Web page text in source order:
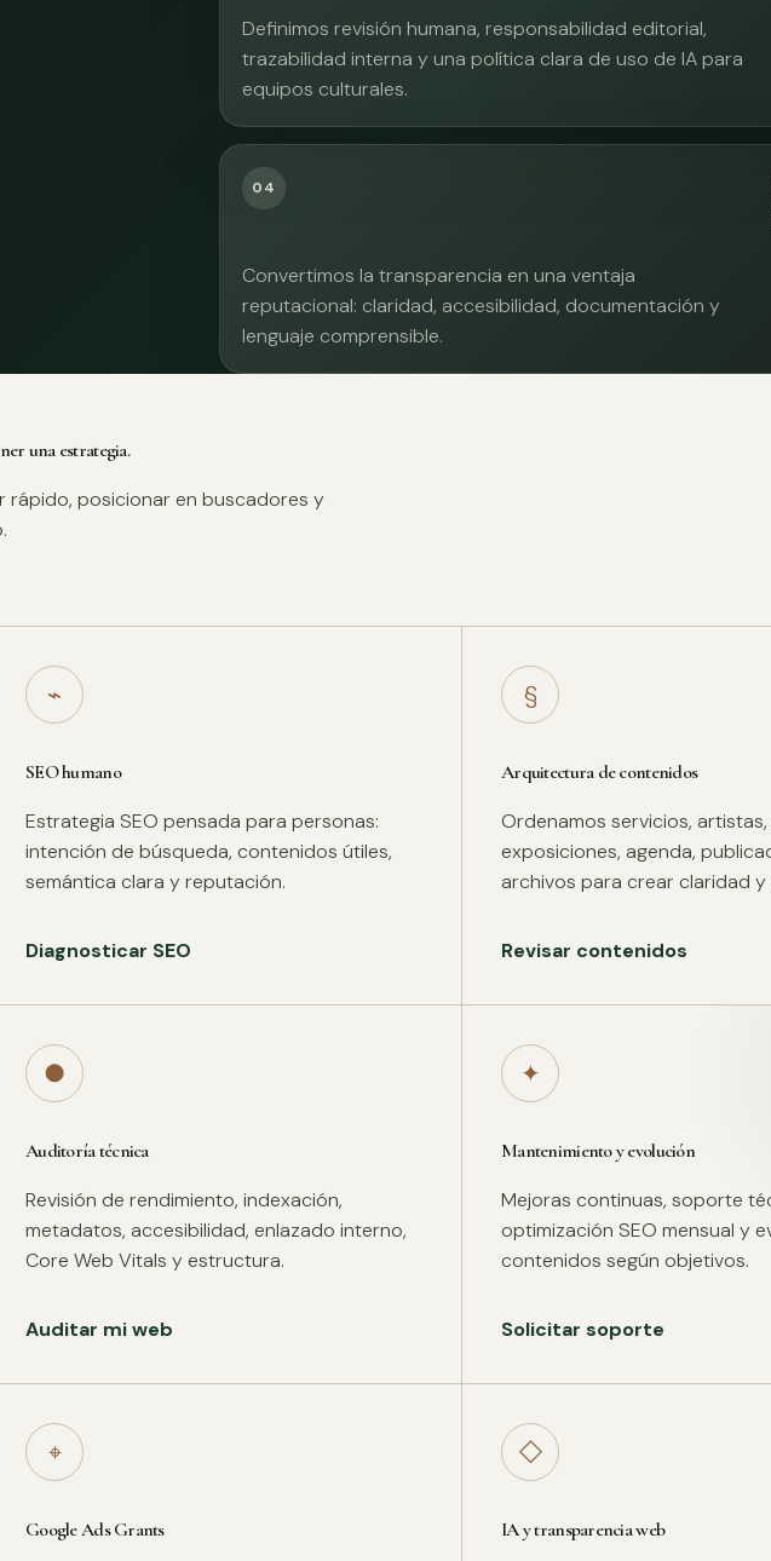
Definimos revisión humana, responsabilidad editorial,
trazabilidad interna y una política clara de uso de IA para
equipos culturales.
04
Convertimos la transparencia en una ventaja
reputacional: claridad, accesibilidad, documentación y
lenguaje comprensible.
una estrategia.
rápido, posicionar en buscadores y
⌁
SEO humano
Estrategia SEO pensada para personas:
intención de búsqueda, contenidos útiles,
semántica clara y reputación.
Diagnosticar SEO
§
Arquitectura de contenidos
Ordenamos servicios,
exposiciones, agenda,
archivos para crear claridad y
Revisar contenidos
●
Auditoría técnica
Revisión de rendimiento, indexación,
metadatos, accesibilidad, enlazado interno,
Core Web Vitals y estructura.
Auditar mi web
✦
Mantenimiento y evolución
Mejoras continuas, soporte
optimización SEO mensual y
contenidos según objetivos.
Solicitar soporte
⌖
Google Ads Grants
◇
IA y transparencia web